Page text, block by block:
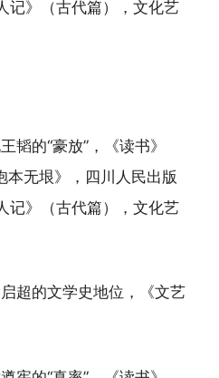
记》（古代篇），文化艺
韬的“豪放”，《读书》
本无垠》，四川人民出版
记》（古代篇），文化艺
超的文学史地位，《文艺